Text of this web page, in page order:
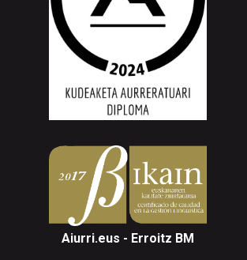
Aiurri.eus - Erroitz BM